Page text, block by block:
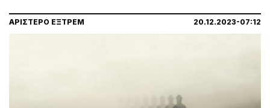
ΑΡΙΣΤΕΡΟ ΕΞΤΡΕΜ 20.12.2023-07:12